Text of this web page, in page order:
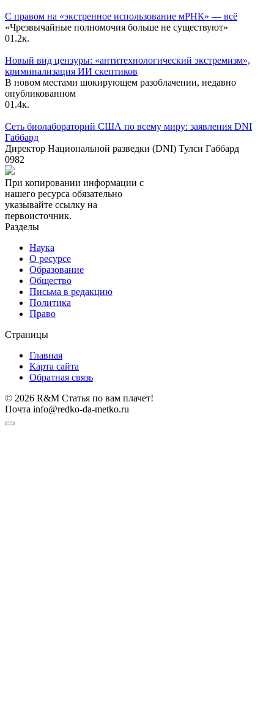
С правом на «экстренное использование мРНК» — всё
«Чрезвычайные полномочия больше не существуют»
01.2к.
Новый вид цензуры: «антитехнологический экстремизм»,
криминализация ИИ скептиков
В новом местами шокирующем разоблачении, недавно
опубликованном
01.4к.
Сеть биолабораторий США по всему миру: заявления DNI
Габбард
Директор Национальной разведки (DNI) Тулси Габбард
0982
При копировании информации с
нашего ресурса обязательно
указывайте ссылку на
первоисточник.
Разделы
Наука
О ресурсе
Образование
Общество
Письма в редакцию
Политика
Право
Страницы
Главная
Карта сайта
Обратная связь
© 2026 R&M Статья по вам плачет!
Почта info@redko-da-metko.ru